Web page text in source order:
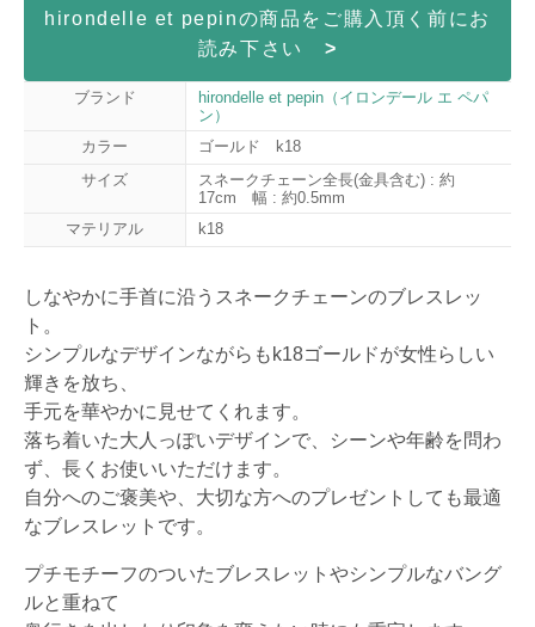
hirondelle et pepinの商品をご購入頂く前にお
読み下さい >
ブランド
hirondelle et pepin（イロンデール エ ペパ
ン）
カラー
ゴールド k18
サイズ
スネークチェーン全長(金具含む) : 約
17cm 幅 : 約0.5mm
マテリアル
k18
しなやかに手首に沿うスネークチェーンのブレスレッ
ト。
シンプルなデザインながらもk18ゴールドが女性らしい
輝きを放ち、
手元を華やかに見せてくれます。
落ち着いた大人っぽいデザインで、シーンや年齢を問わ
ず、長くお使いいただけます。
自分へのご褒美や、大切な方へのプレゼントしても最適
なブレスレットです。
プチモチーフのついたブレスレットやシンプルなバング
ルと重ねて